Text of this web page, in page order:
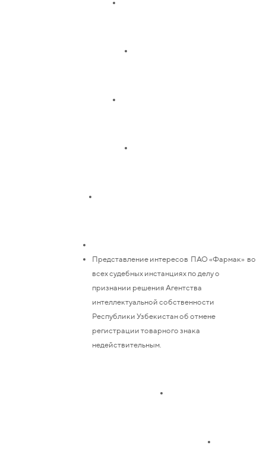
Представление интересов ПАО «Фармак» во
всех судебных инстанциях по делу о
признании решения Агентства
интеллектуальной собственности
Республики Узбекистан об отмене
регистрации товарного знака
недействительным.